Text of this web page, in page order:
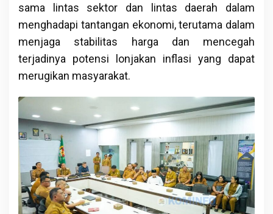
sama lintas sektor dan lintas daerah dalam
menghadapi tantangan ekonomi, terutama dalam
menjaga stabilitas harga dan mencegah
terjadinya potensi lonjakan inflasi yang dapat
merugikan masyarakat.